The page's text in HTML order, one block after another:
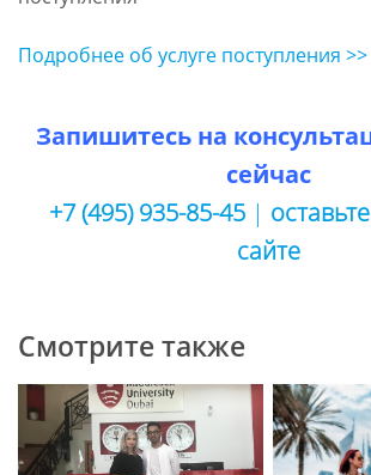
Подробнее об услуге поступления >>
Запишитесь на
сейчас
+7 (495) 935-85-45|
сайте
Смотрите также